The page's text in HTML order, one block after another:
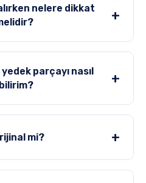
nelere dikkat
+
parçayı nasıl
+
mi? +